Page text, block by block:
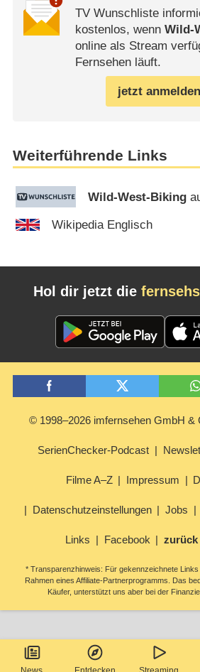
TV Wunschliste
kostenlos, wenn Wild-
online als Stream
Fernsehen läuft.
jetzt anmelden
Weiterführende Links
Wild-West-Biking
Wikipedia Englisch
Hol dir jetzt die
© 1998–2026 imfernsehen GmbH &
SerienChecker-Podcast
Filme A–Z Impressum
Datenschutzeinstellungen Jobs
Links Facebook zurück
* Transparenzhinweis: Für gekennzeichnete
Rahmen eines Affiliate-Partnerprogramms. Das
Käufer, unterstützt uns aber bei der